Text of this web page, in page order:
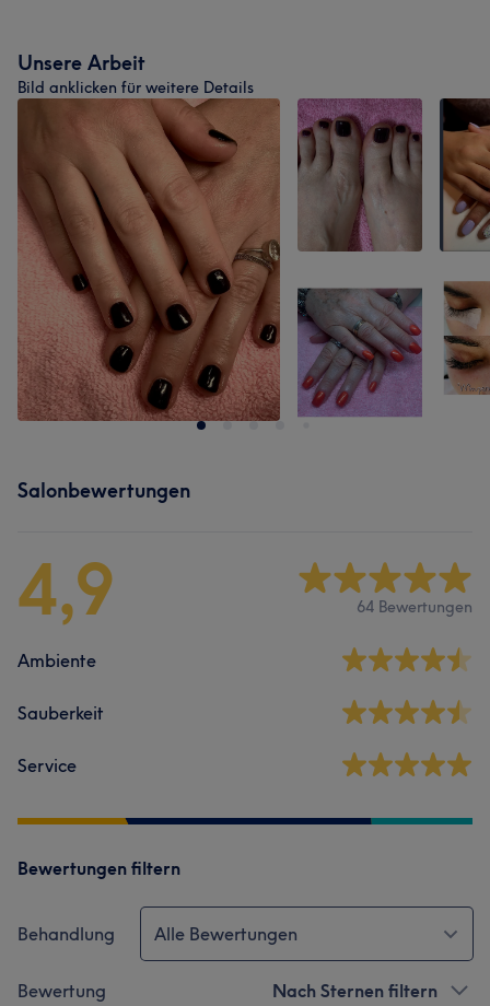
Unsere Arbeit
Bild anklicken für weitere Details
Salonbewertungen
4,9 64 Bewertungen
Ambiente
Sauberkeit
Service
Bewertungen filtern
Behandlung Alle Bewertungen
Bewertung Nach Sternen filtern